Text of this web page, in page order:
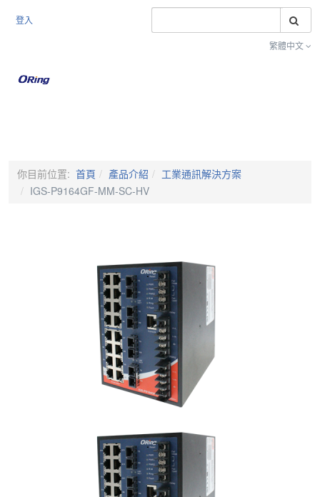
登入
繁體中文
你目前位置: 首頁 產品介紹
工業通訊解決方案
IGS-P9164GF-MM-SC-HV